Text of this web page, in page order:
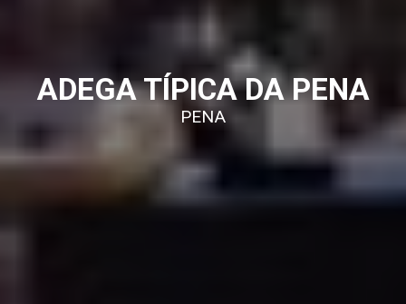
ADEGA TÍPICA DA PENA
PENA